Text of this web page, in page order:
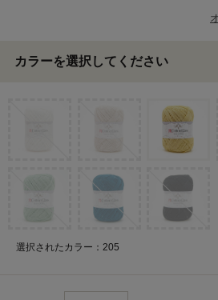
カラーを選択してください
選択されたカラー：205